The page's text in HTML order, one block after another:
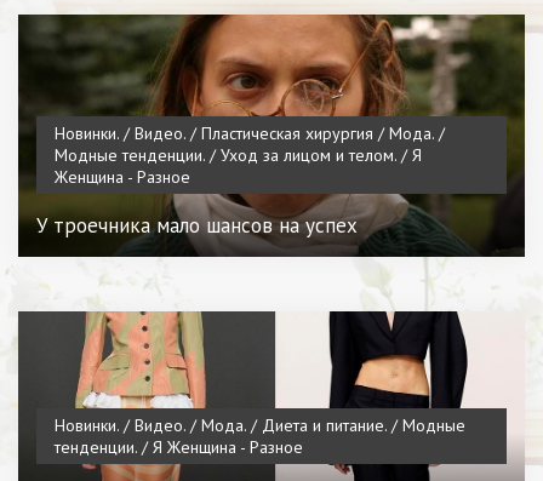
Новинки. / Видео. / Пластическая хирургия / Мода. /
Модные тенденции. / Уход за лицом и телом. / Я
Женщина - Разное
У троечника мало шансов на успех
Новинки. / Видео. / Мода. / Диета и питание. / Модные
тенденции. / Я Женщина - Разное